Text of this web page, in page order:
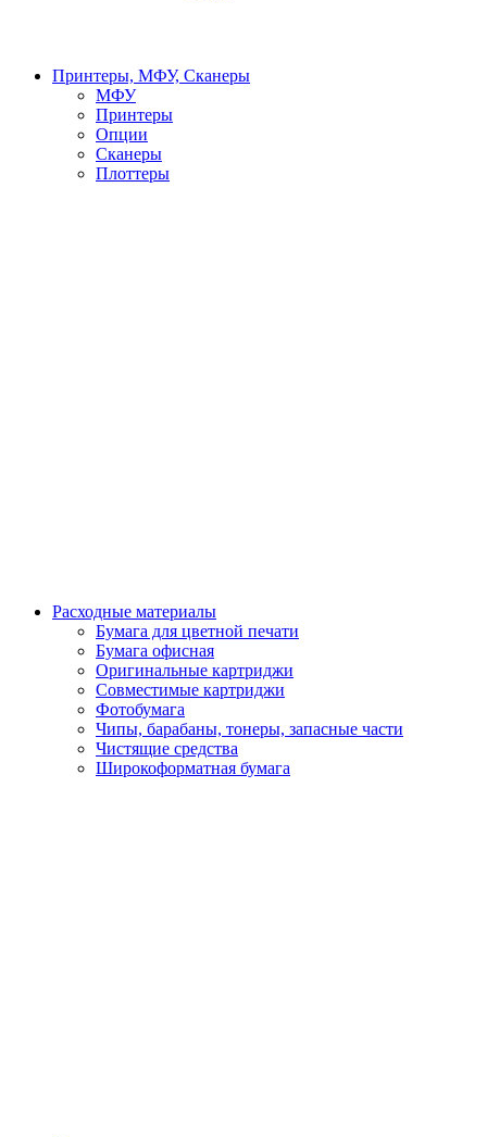
Принтеры, МФУ, Сканеры
МФУ
Принтеры
Опции
Сканеры
Плоттеры
Расходные материалы
Бумага для цветной печати
Бумага офисная
Оригинальные картриджи
Совместимые картриджи
Фотобумага
Чипы, барабаны, тонеры, запасные части
Чистящие средства
Широкоформатная бумага